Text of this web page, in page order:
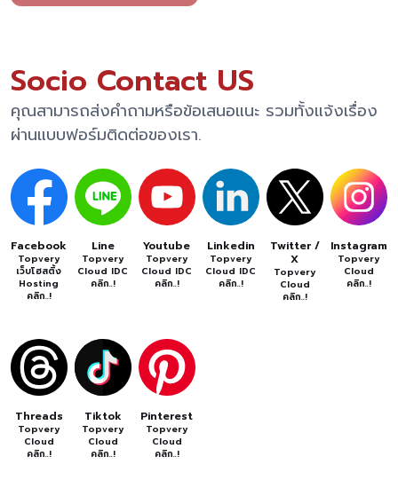
Socio Contact US
คุณสามารถส่งคำถามหรือข้อเสนอแนะ รวมทั้งแจ้งเรื่อง
ผ่านแบบฟอร์มติดต่อของเรา.
Facebook
Topvery
เว็บโฮสติ้ง
Hosting
คลิก..!
Line
Topvery
Cloud IDC
คลิก..!
Youtube
Topvery
Cloud IDC
คลิก..!
Linkedin
Topvery
Cloud IDC
คลิก..!
Twitter /
X
Topvery
Cloud
คลิก..!
Instagram
Topvery
Cloud
คลิก..!
Threads
Topvery
Cloud
คลิก..!
Tiktok
Topvery
Cloud
คลิก..!
Pinterest
Topvery
Cloud
คลิก..!